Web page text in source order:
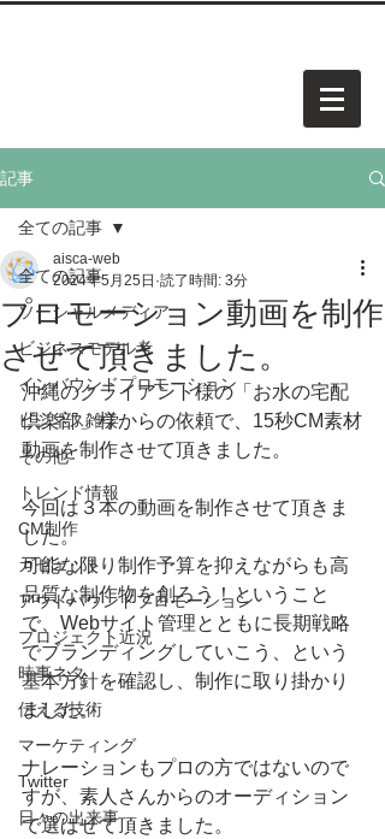
記事
全ての記事
ソーシャルメディア
ビジネスモデル考
インバウンドプロモーション
ビジネス雑学
その他
トレンド情報
CM制作
ガゼェット
アウトバウンドプロモーション
プロジェクト近況
時事ネタ
伝える技術
マーケティング
Twitter
日々の出来事
全ての記事
プロモーション動画を制作
させて頂きました。
aisca-web
2024年5月25日 読了時間: 3分
沖縄のクライアント様の「お水の宅配
倶楽部」様からの依頼で、15秒CM素材
動画を制作させて頂きました。
今回は３本の動画を制作させて頂きま
した。
可能な限り制作予算を抑えながらも高
品質な制作物を創ろう！ということ
で、Webサイト管理とともに長期戦略
でブランディングしていこう、という
基本方針を確認し、制作に取り掛かり
ました。
ナレーションもプロの方ではないので
すが、素人さんからのオーディション
で選ばせて頂きました。